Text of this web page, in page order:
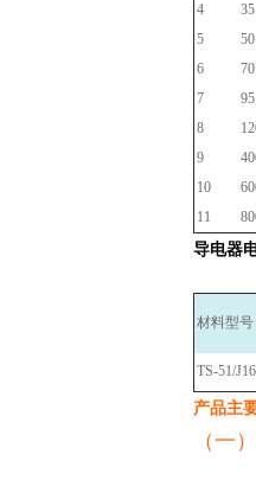
4
35
5
50
6
70
7
95
8
9
10
11
导电器
材料型号
TS-51/
产品主
（一